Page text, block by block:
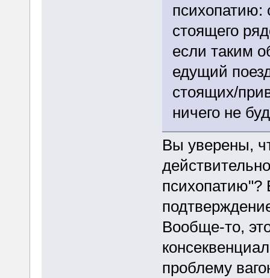
психопатию:
стоящего
если таким
едущий
стоящих/
ничего не
Вы уверены,
психопатию"?
Вообще-то,
проблему